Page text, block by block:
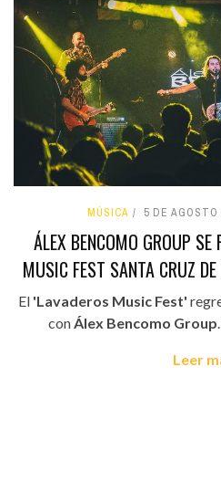
MÚSICA 5 DE AGOSTO
ÁLEX BENCOMO GROUP SE
MUSIC FEST SANTA CRUZ
El 'Lavaderos Music Fest'
conÁlex Bencomo Group
Leer